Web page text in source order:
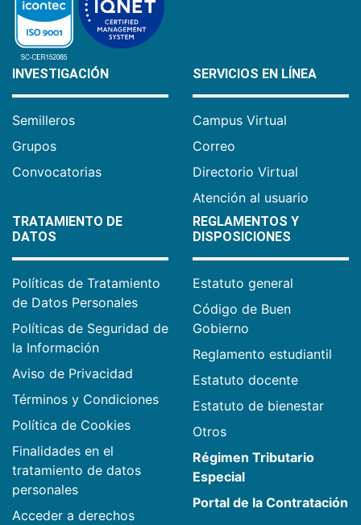
INVESTIGACIÓN
Semilleros
Grupos
Convocatorias
SERVICIOS EN LÍNEA
Campus Virtual
Correo
Directorio Virtual
Atención al usuario
TRATAMIENTO DE
DATOS
Políticas de Tratamiento
de Datos Personales
Políticas de Seguridad de
la Información
Aviso de Privacidad
Términos y Condiciones
Política de Cookies
Finalidades en el
tratamiento de datos
personales
Acceder a derechos
REGLAMENTOS Y
DISPOSICIONES
Estatuto general
Código de Buen
Gobierno
Reglamento estudiantil
Estatuto docente
Estatuto de bienestar
Otros
Régimen Tributario
Especial
Portal de la Contratación